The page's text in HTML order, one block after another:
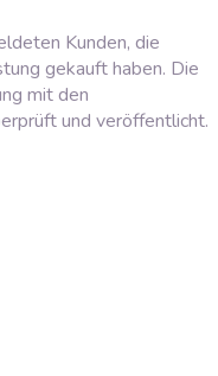
Kunden, die
gekauft haben. Die
mit den
und veröffentlicht.